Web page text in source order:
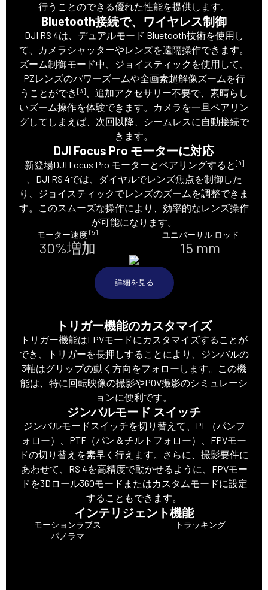
行うことのできる優れた性能を提供します。
Bluetooth接続で、ワイヤレス制御
DJI RS 4は、デュアルモード Bluetooth技術を使用し
て、カメラシャッターやレンズを遠隔操作できます。
ズーム制御モード中、ジョイスティックを使用して、
PZレンズのパワーズームや全画素超解像ズームを行
うことができ [3]
、追加アクセサリー不要で、素晴らし
いズーム操作を体験できます。カメラを一旦ペアリン
グしてしまえば、次回以降、シームレスに自動接続で
きます。
DJI Focus Pro モーターに対応
新登場DJI Focus Pro モーターとペアリングすると [4]
、DJI RS 4では、ダイヤルでレンズ焦点を制御した
り、ジョイスティックでレンズのズームを調整できま
す。このスムーズな操作により、効率的なレンズ操作
が可能になります。
モーター速度[5]
30%増加
ユニバーサル ロッド
15 mm
詳細を見る
トリガー機能のカスタマイズ
トリガー機能はFPVモードにカスタマイズすることが
でき、トリガーを長押しすることにより、ジンバルの
3軸はグリップの動く方向をフォローします。この機
能は、特に回転映像の撮影やPOV撮影のシミュレーシ
ョンに便利です。
ジンバルモード スイッチ
ジンバルモードスイッチを切り替えて、PF（パンフ
ォロー）、PTF（パン＆チルトフォロー）、FPVモー
ドの切り替えを素早く行えます。さらに、撮影要件に
あわせて、RS 4を高精度で動かせるように、FPVモー
ドを3Dロール360モードまたはカスタムモードに設定
することもできます。
インテリジェント機能
モーションラプス
トラッキング
パノラマ